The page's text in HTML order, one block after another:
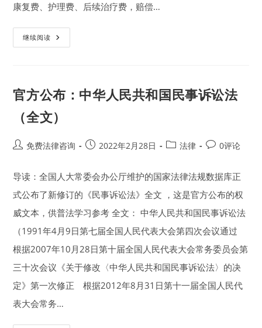
康复费、护理费、后续治疗费，赔偿…
继续阅读 交
通
损
害
赔
偿
的
项
官方公布：中华人民共和国民事诉讼法
（全文）
Post免费法律咨询
Post2022年2月28日
Post法律
Post0评论
导读：全国人大常委会办公厅维护的国家法律法规数据库正
式公布了新修订的《民事诉讼法》全文 ，这是官方公布的权
威文本，供普法学习参考 全文： 中华人民共和国民事诉讼法
（1991年4月9日第七届全国人民代表大会第四次会议通过
根据2007年10月28日第十届全国人民代表大会常务委员会第
三十次会议《关于修改〈中华人民共和国民事诉讼法〉的决
定》第一次修正 根据2012年8月31日第十一届全国人民代
表大会常务…